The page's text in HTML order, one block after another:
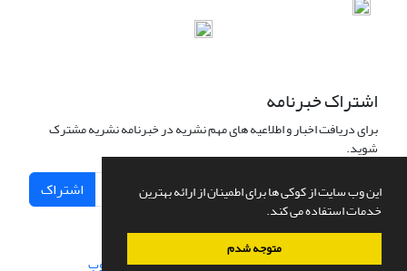
این وب سایت از کوکی ها برای اطمینان از ارائه بهترین
خدمات استفاده می کند.
متوجه شدم
اشتراک خبرنامه
برای دریافت اخبار و اطلاعیه های مهم نشریه در خبرنامه نشریه مشترک
شوید.
اشتراک
سامانه مدیریت نشریات علمی.طراحی و پیاده سازی از سیناوب